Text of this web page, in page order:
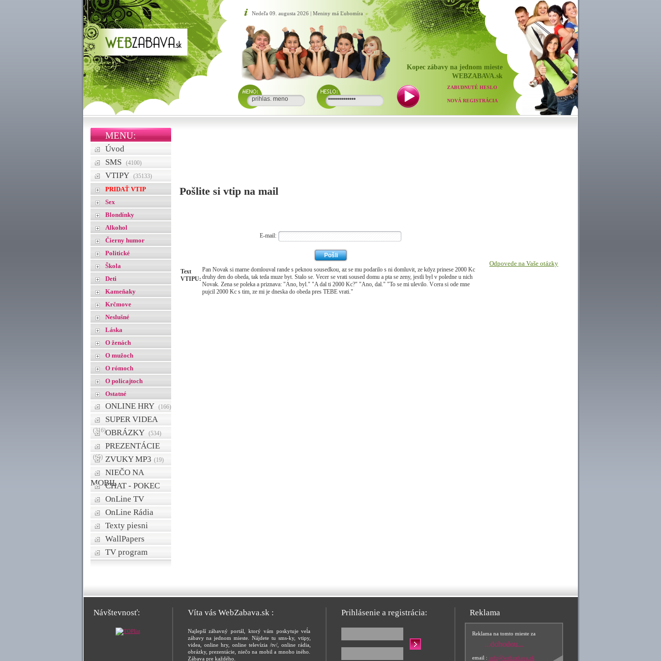
Nedeľa 09. augusta 2026 | Meniny má Ľubomíra
Kopec zábavy na jednom mieste
WEBZABAVA.sk
ZABUDNUTÉ HESLO
NOVÁ REGISTRÁCIA
MENU:
Úvod
SMS
(4100)
VTIPY (35133)
PRIDAŤ VTIP
Sex
Blondínky
Alkohol
Čierny humor
Politické
Škola
Deti
Kameňaky
Krčmove
Neslušné
Láska
O ženách
O mužoch
O rómoch
O policajtoch
Ostatné
ONLINE HRY (166)
SUPER VIDEA
(316)OBRÁZKY (534)
PREZENTÁCIE
(65) ZVUKY MP3 (19)
NIEČO NA
MOBILCHAT - POKEC
OnLine TV
OnLine Rádia
Texty piesni
WallPapers
TV program
Pošlite si vtip na mail
E-mail:
Text
VTIPU:
Pan Novak si marne domlouval rande s peknou sousedkou, az se mu podarilo s ni domluvit, ze kdyz prinese 2000 Kc
druhy den do obeda, tak teda muze byt. Stalo se. Vecer se vrati soused domu a pta se zeny, jestli byl v poledne u nich
Novak. Zena se poleka a priznava: "Ano, byl." "A dal ti 2000 Kc?" "Ano, dal." "To se mi ulevilo. Vcera si ode mne
pujcil 2000 Kc s tim, ze mi je dneska do obeda pres TEBE vrati."
Odpovede na Vaše otázky
Návštevnosť: Víta vás WebZabava.sk :
Najlepší zábavný portál, ktorý vám poskytuje veĺa
zábavy na jednom mieste. Nájdete tu sms-ky, vtipy,
videa, online hry, online televízia /tv/, online rádia,
obrázky, prezentácie, niečo na mobil a mnoho iného.
Zábava pre každého.
Prihlásenie a registrácia: Reklama
Reklama na tomto mieste za
...dohodou...
email : info@webzabava.sk